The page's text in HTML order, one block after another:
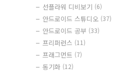
선플라워 디비보기 (6)
안드로이드 스튜디오 (37)
안드로이드 공부 (33)
프리퍼런스 (11)
프래그먼트 (7)
동기화 (12)